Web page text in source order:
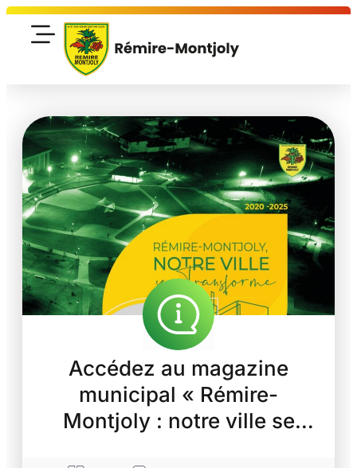
Accédez au magazine
municipal « Rémire-
Montjoly : notre ville se